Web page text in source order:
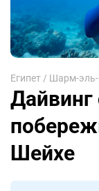
Египет / Шарм-
Дайвинг
Шейхе